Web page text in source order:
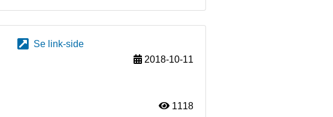
Se link-side
2018-10-11
1118